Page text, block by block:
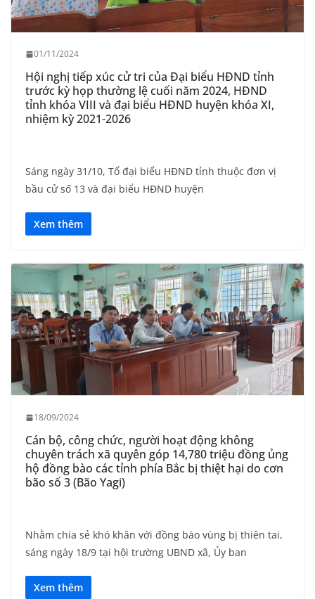
01/11/2024
Hội nghị tiếp xúc cử tri của Đại biểu HĐND tỉnh
trước kỳ họp thường lệ cuối năm 2024, HĐND
tỉnh khóa VIII và đại biểu HĐND huyện khóa XI,
nhiệm kỳ 2021-2026
Sáng ngày 31/10, Tổ đại biểu HĐND tỉnh thuộc đơn vị
bầu cử số 13 và đại biểu HĐND huyện
Xem thêm
18/09/2024
Cán bộ, công chức, người hoạt động không
chuyên trách xã quyên góp 14,780 triệu đồng ủng
hộ đồng bào các tỉnh phía Bắc bị thiệt hại do cơn
bão số 3 (Bão Yagi)
Nhằm chia sẻ khó khăn với đồng bào vùng bị thiên tai,
sáng ngày 18/9 tại hội trường UBND xã, Ủy ban
Xem thêm